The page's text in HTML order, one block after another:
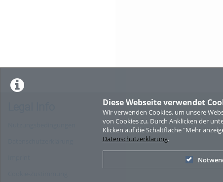
Diese Webseite verwendet
Wir verwenden Cookies, um unsere
von Cookies zu. Durch Anklicken der
Klicken auf die Schaltfläche "Mehr
Datenschutzerklärung.